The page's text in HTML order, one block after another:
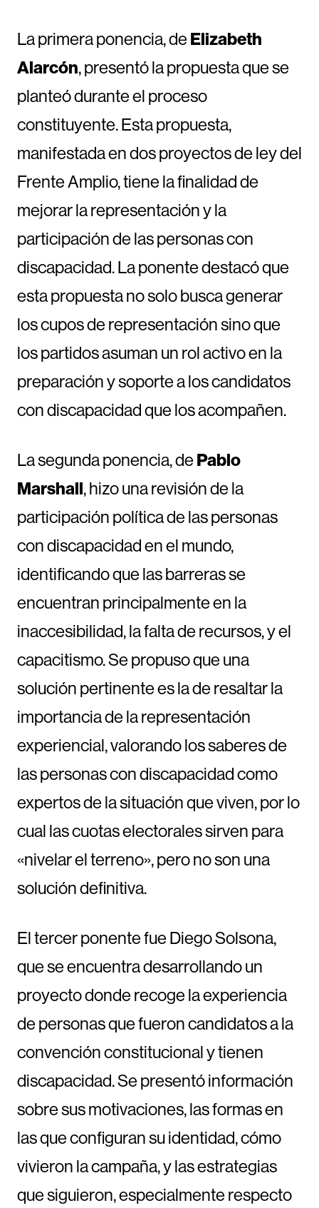
La primera ponencia, deElizabeth
Alarcón, presentó la propuesta que se
planteó durante el proceso
constituyente. Esta propuesta,
manifestada en dos proyectos de ley del
Frente Amplio, tiene la finalidad de
mejorar la representación y la
participación de las personas con
discapacidad. La ponente destacó que
esta propuesta no solo busca generar
los cupos de representación sino que
los partidos asuman un rol activo en la
preparación y soporte a los candidatos
con discapacidad que los acompañen.
La segunda ponencia, dePablo
Marshall, hizo una revisión de la
participación política de las personas
con discapacidad en el mundo,
identificando que las barreras se
encuentran principalmente en la
inaccesibilidad, la falta de recursos, y el
capacitismo. Se propuso que una
solución pertinente es la de resaltar la
importancia de la representación
experiencial, valorando los saberes de
las personas con discapacidad como
expertos de la situación que viven, por lo
cual las cuotas electorales sirven para
«nivelar el terreno», pero no son una
solución definitiva.
El tercer ponente fue Diego Solsona,
que se encuentra desarrollando un
proyecto donde recoge la experiencia
de personas que fueron candidatos a la
convención constitucional y tienen
discapacidad. Se presentó información
sobre sus motivaciones, las formas en
las que configuran su identidad, cómo
vivieron la campaña, y las estrategias
que siguieron, especialmente respecto